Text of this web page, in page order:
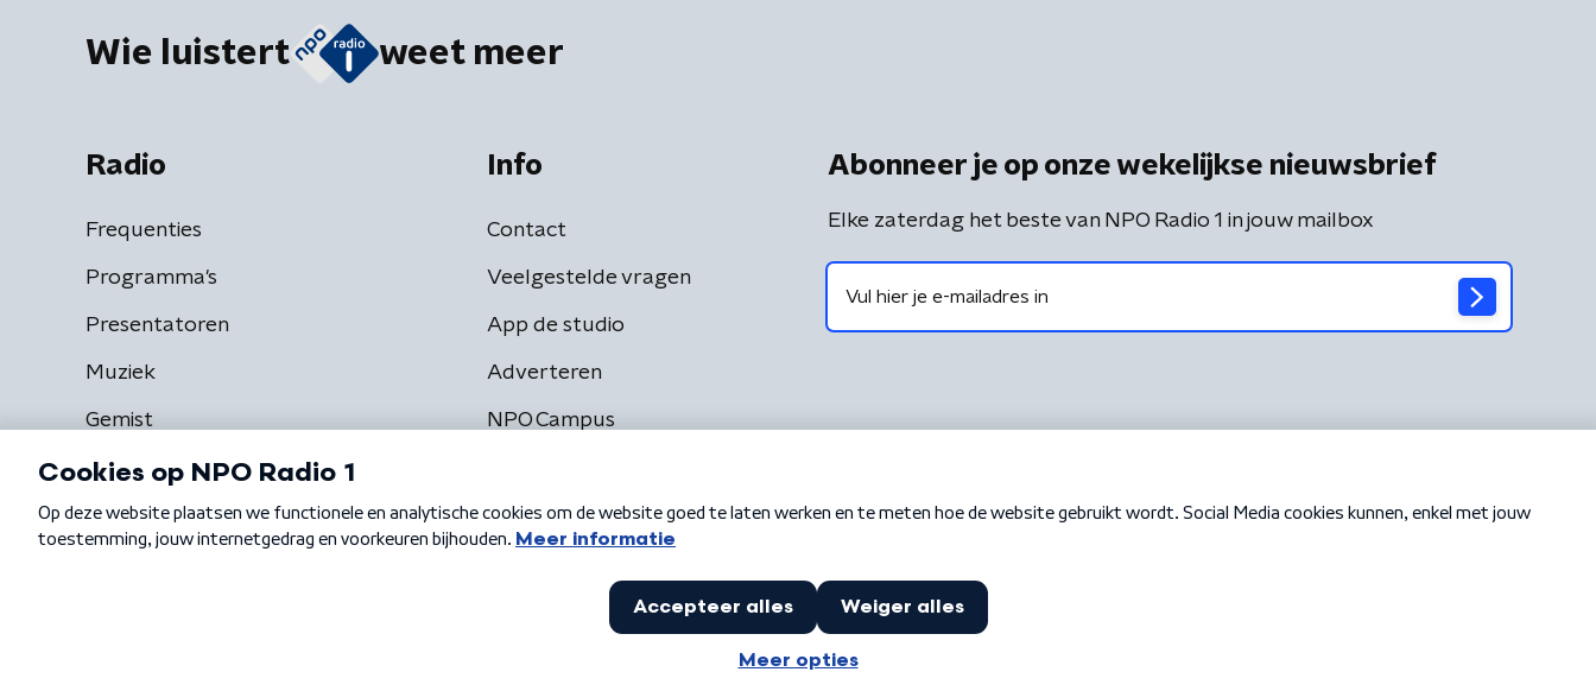
Wie luistert weet meer
Radio
Frequenties
Programma's
Presentatoren
Muziek
Gemist
Info
Contact
Veelgestelde vragen
App de studio
Adverteren
NPO Campus
Abonneer je op onze wekelijkse nieuwsbrief
Elke zaterdag het beste van NPO Radio 1 in jouw mailbox
Algemene voorwaarden Privacybeleid